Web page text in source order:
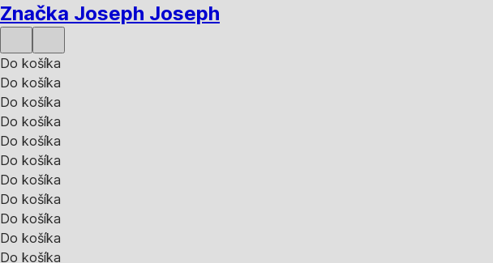
Značka Joseph Joseph
Do košíka
Do košíka
Do košíka
Do košíka
Do košíka
Do košíka
Do košíka
Do košíka
Do košíka
Do košíka
Do košíka